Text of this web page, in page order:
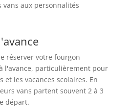
vans aux personnalités
réserver votre fourgon
l'avance, particulièrement pour
et les vacances scolaires. En
vans partent souvent 2 à 3
départ.